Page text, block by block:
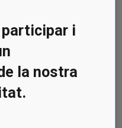
de sempre”,
participar i
la nostra